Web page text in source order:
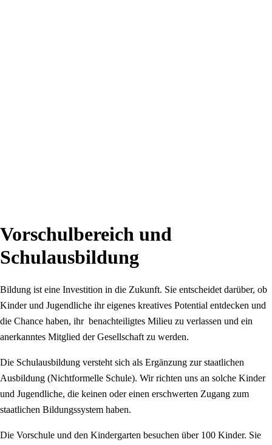
Vorschulbereich und
Schulausbildung
Bildung ist eine Investition in die Zukunft. Sie entscheidet darüber, ob
Kinder und Jugendliche ihr eigenes kreatives Potential entdecken und
die Chance haben, ihr benachteiligtes Milieu zu verlassen und ein
anerkanntes Mitglied der Gesellschaft zu werden.
Die Schulausbildung versteht sich als Ergänzung zur staatlichen
Ausbildung (Nichtformelle Schule). Wir richten uns an solche Kinder
und Jugendliche, die keinen oder einen erschwerten Zugang zum
staatlichen Bildungssystem haben.
Die Vorschule und den Kindergarten besuchen über 100 Kinder. Sie